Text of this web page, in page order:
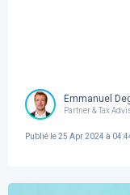
Emmanuel
Partner & Tax
Publié le25 Apr 2024 à